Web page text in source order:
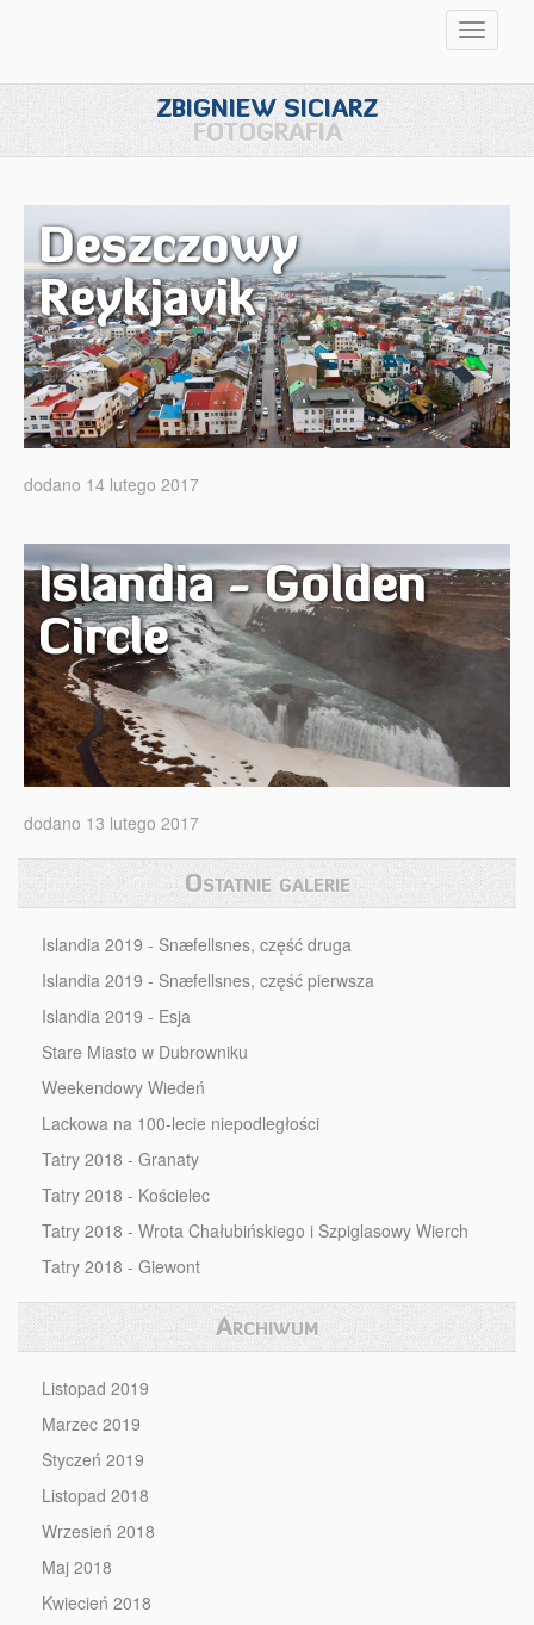
ZBIGNIEW SICIARZ
FOTOGRAFIA
Deszczowy
Reykjavik
dodano 14 lutego 2017
Islandia - Golden
Circle
dodano 13 lutego 2017
Ostatnie galerie
Islandia 2019 - Snæfellsnes, część druga
Islandia 2019 - Snæfellsnes, część pierwsza
Islandia 2019 - Esja
Stare Miasto w Dubrowniku
Weekendowy Wiedeń
Lackowa na 100-lecie niepodległości
Tatry 2018 - Granaty
Tatry 2018 - Kościelec
Tatry 2018 - Wrota Chałubińskiego i Szpiglasowy Wierch
Tatry 2018 - Giewont
Archiwum
Listopad 2019
Marzec 2019
Styczeń 2019
Listopad 2018
Wrzesień 2018
Maj 2018
Kwiecień 2018